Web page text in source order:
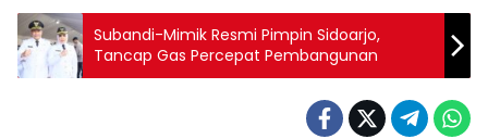
Subandi-Mimik Resmi Pimpin Sidoarjo,
Tancap Gas Percepat Pembangunan